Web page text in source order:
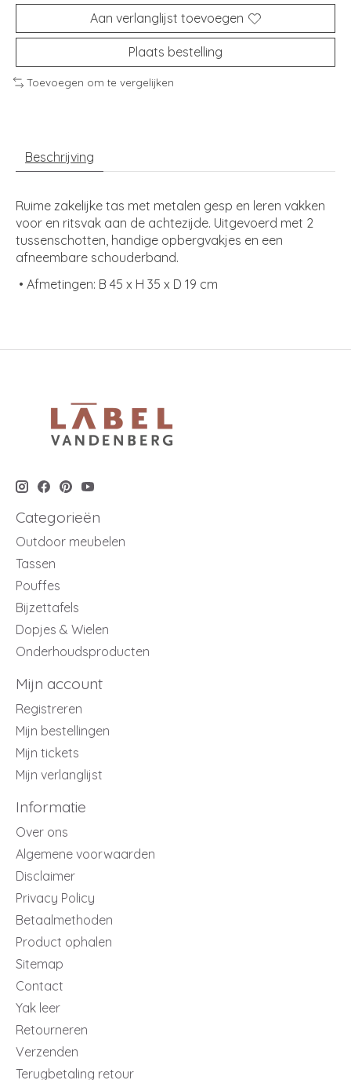
Aan verlanglijst toevoegen
Plaats bestelling
Toevoegen om te vergelijken
Beschrijving
Ruime zakelijke tas met metalen gesp en leren vakken
voor en ritsvak aan de achtezijde. Uitgevoerd met 2
tussenschotten, handige opbergvakjes en een
afneembare schouderband.
• Afmetingen: B 45 x H 35 x D 19 cm
Categorieën
Outdoor meubelen
Tassen
Pouffes
Bijzettafels
Dopjes & Wielen
Onderhoudsproducten
Mijn account
Registreren
Mijn bestellingen
Mijn tickets
Mijn verlanglijst
Informatie
Over ons
Algemene voorwaarden
Disclaimer
Privacy Policy
Betaalmethoden
Product ophalen
Sitemap
Contact
Yak leer
Retourneren
Verzenden
Terugbetaling retour